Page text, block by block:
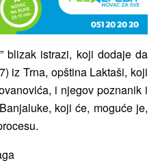
blizak istrazi, koji dodaje da
iz Trna, opština Laktaši, koji
i njegov poznanik i
koji će, moguće je,